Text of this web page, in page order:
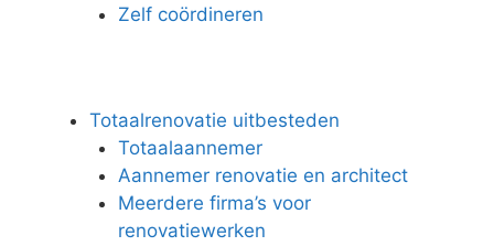
Zelf coördineren
Totaalrenovatie uitbesteden
Totaalaannemer
Aannemer renovatie en architect
Meerdere firma’s voor
renovatiewerken